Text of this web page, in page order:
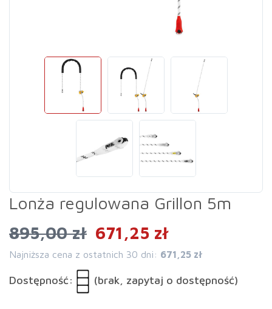
Lonża regulowana Grillon 5m
895,00 zł 671,25 zł
Najniższa cena z ostatnich 30 dni: 671,25 zł
Dostępność: (brak, zapytaj o dostępność)